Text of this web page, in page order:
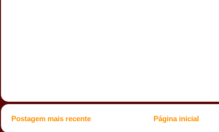
Postagem mais recente Página inicial